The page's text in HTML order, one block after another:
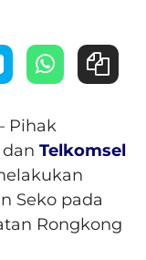
Pihak
Telkomsel
Seko pada
Rongkong